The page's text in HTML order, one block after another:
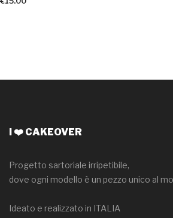
I ❤️ CAKEOVER
Progetto sartoriale irripetibile,
dove ogni modello è un pezzo unico al
Ideato e realizzato in ITALIA